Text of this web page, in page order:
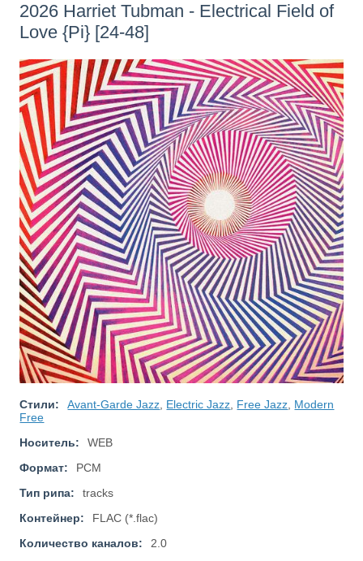
2026 Harriet Tubman - Electrical Field of
Love {Pi} [24-48]
Стили: Avant-Garde Jazz Electric Jazz Free Jazz Modern
Free
Носитель:
WEB
Формат:
PCM
Тип рипа:
tracks
Контейнер:
FLAC (*.flac)
Количество каналов:
2.0